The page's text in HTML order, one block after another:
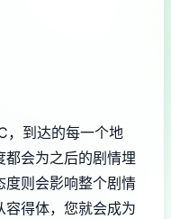
，到达的每一个地
都会为之后的剧情埋
度则会影响整个剧情
容得体，您就会成为